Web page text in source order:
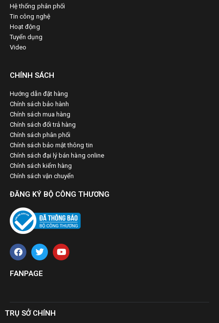
Hệ thống phân phối
Tin công nghệ
Hoạt động
Tuyển dụng
Video
CHÍNH SÁCH
Hướng dẫn đặt hàng
Chính sách bảo hành
Chính sách mua hàng
Chính sách đổi trả hàng
Chính sách phân phối
Chính sách bảo mật thông tin
Chính sách đại lý bán hàng online
Chính sách kiểm hàng
Chính sách vận chuyển
ĐĂNG KÝ BỘ CÔNG THƯƠNG
FANPAGE
TRỤ SỞ CHÍNH